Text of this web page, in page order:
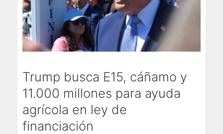
Trump busca E15, cáñamo y
11.000 millones para ayuda
agrícola en ley de
financiación